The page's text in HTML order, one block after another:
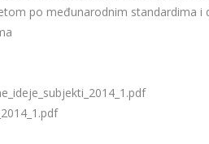
po međunarodnim standardima i